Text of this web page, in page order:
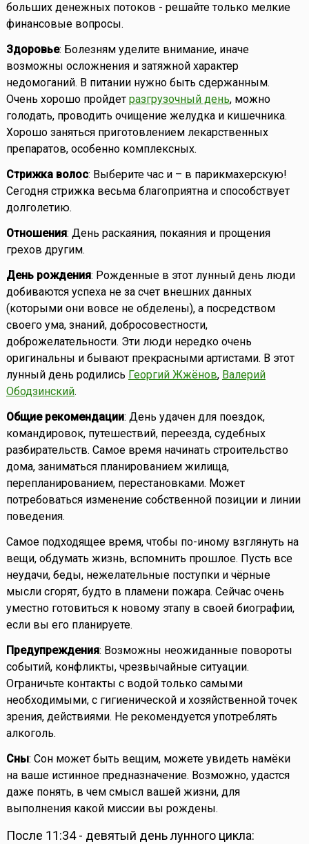
больших денежных потоков - решайте только мелкие
финансовые вопросы.
Здоровье: Болезням уделите внимание, иначе
возможны осложнения и затяжной характер
недомоганий. В питании нужно быть сдержанным.
Очень хорошо пройдет разгрузочный день, можно
голодать, проводить очищение желудка и кишечника.
Хорошо заняться приготовлением лекарственных
препаратов, особенно комплексных.
Стрижка волос: Выберите час и – в парикмахерскую!
Сегодня стрижка весьма благоприятна и способствует
долголетию.
Отношения: День раскаяния, покаяния и прощения
грехов другим.
День рождения: Рожденные в этот лунный день люди
добиваются успеха не за счет внешних данных
(которыми они вовсе не обделены), а посредством
своего ума, знаний, добросовестности,
доброжелательности. Эти люди нередко очень
оригинальны и бывают прекрасными артистами. В этот
лунный день родились Георгий Жжёнов, Валерий
Ободзинский.
Общие рекомендации: День удачен для поездок,
командировок, путешествий, переезда, судебных
разбирательств. Самое время начинать строительство
дома, заниматься планированием жилища,
перепланированием, перестановками. Может
потребоваться изменение собственной позиции и линии
поведения.
Самое подходящее время, чтобы по-иному взглянуть на
вещи, обдумать жизнь, вспомнить прошлое. Пусть все
неудачи, беды, нежелательные поступки и чёрные
мысли сгорят, будто в пламени пожара. Сейчас очень
уместно готовиться к новому этапу в своей биографии,
если вы его планируете.
Предупреждения: Возможны неожиданные повороты
событий, конфликты, чрезвычайные ситуации.
Ограничьте контакты с водой только самыми
необходимыми, с гигиенической и хозяйственной точек
зрения, действиями. Не рекомендуется употреблять
алкоголь.
Сны: Сон может быть вещим, можете увидеть намёки
на ваше истинное предназначение. Возможно, удастся
даже понять, в чем смысл вашей жизни, для
выполнения какой миссии вы рождены.
После 11:34 - девятый день лунного цикла: